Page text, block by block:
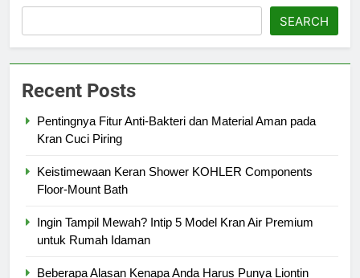
SEARCH
Recent Posts
Pentingnya Fitur Anti-Bakteri dan Material Aman pada
Kran Cuci Piring
Keistimewaan Keran Shower KOHLER Components
Floor-Mount Bath
Ingin Tampil Mewah? Intip 5 Model Kran Air Premium
untuk Rumah Idaman
Beberapa Alasan Kenapa Anda Harus Punya Liontin